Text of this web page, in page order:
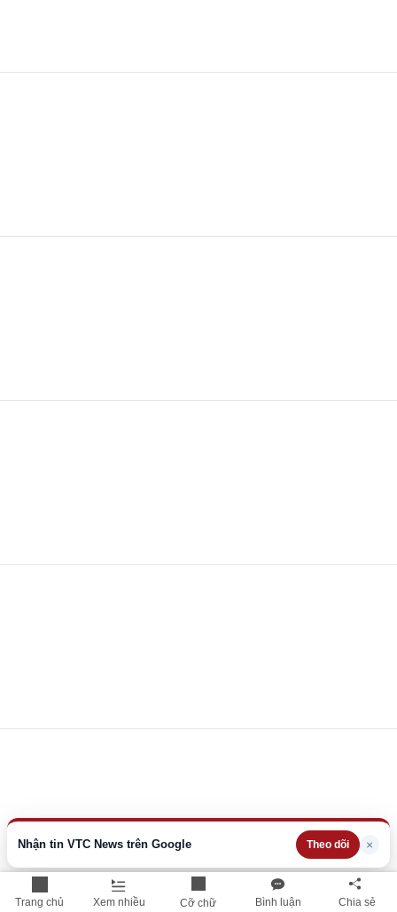
Trang chủ Xem nhiều Cỡ chữ Bình luận Chia sẻ
Nhận tin VTC News trên Google Theo dõi ×